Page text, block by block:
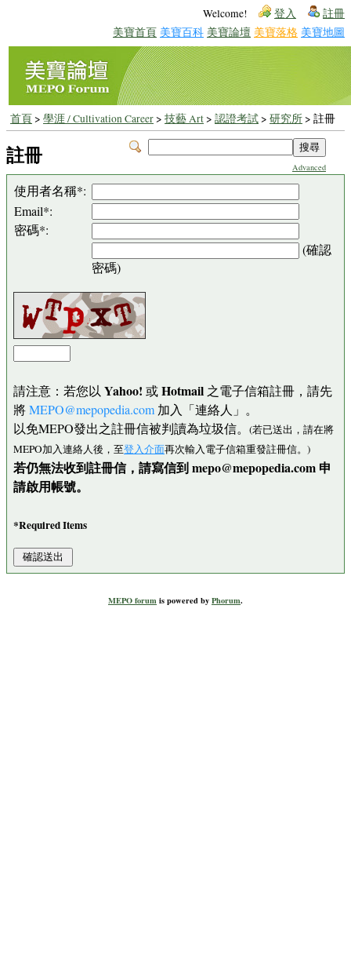
Welcome! 登入 註冊
美寶首頁 美寶百科 美寶論壇 美寶落格 美寶地圖
首頁> 學涯 / Cultivation Career> 技藝 Art> 認證考試> 研究所> 註冊
Advanced
註冊
使用者名稱*:
Email*:
密碼*:
(確認
密碼)
請注意：若您以 Yahoo! 或Hotmail 之電子信箱註冊，請先
將MEPO@mepopedia.com 加入「連絡人」。
以免MEPO發出之註冊信被判讀為垃圾信。 (若已送出，請在將
MEPO加入連絡人後，至登入介面再次輸入電子信箱重發註冊信。)
若仍無法收到註冊信，請寫信到 mepo@mepopedia.com 申
請啟用帳號。
*Required Items
MEPO forumis powered byPhorum.